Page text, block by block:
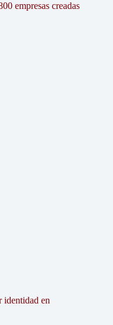
empresas creadas
identidad en